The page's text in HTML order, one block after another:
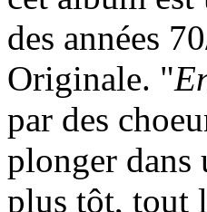
des années
Originale. "
par des
plonger dans
plus tôt, tout